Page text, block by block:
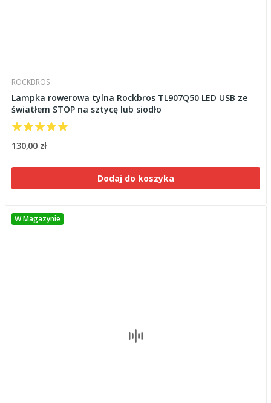
ROCKBROS
Lampka rowerowa tylna Rockbros TL907Q50 LED USB ze
światłem STOP na sztycę lub siodło
130,00 zł
Dodaj do koszyka
W Magazynie